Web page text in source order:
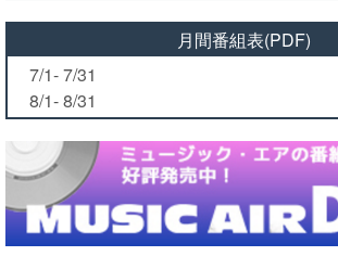
月間番組表(PDF)
7/1- 7/31
8/1- 8/31